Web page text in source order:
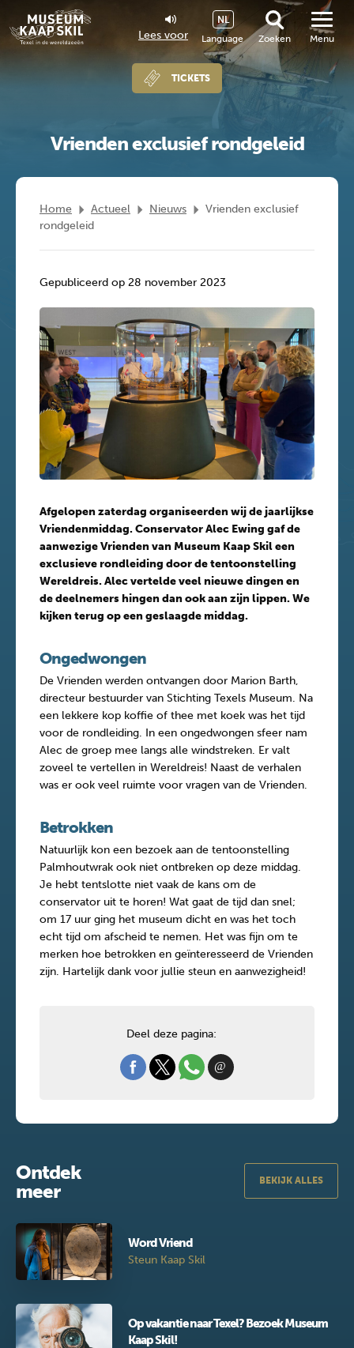
Lees voor Language
NL
Zoeken
TICKETS
Menu
Vrienden exclusief rondgeleid
Home Actueel Nieuws
Vrienden exclusief
rondgeleid
Gepubliceerd op 28 november 2023
Afgelopen zaterdag organiseerden wij de jaarlijkse
Vriendenmiddag. Conservator Alec Ewing gaf de
aanwezige Vrienden van Museum Kaap Skil een
exclusieve rondleiding door de tentoonstelling
Wereldreis. Alec vertelde veel nieuwe dingen en
de deelnemers hingen dan ook aan zijn lippen. We
kijken terug op een geslaagde middag.
Ongedwongen
De Vrienden werden ontvangen door Marion Barth,
directeur bestuurder van Stichting Texels Museum. Na
een lekkere kop koffie of thee met koek was het tijd
voor de rondleiding. In een ongedwongen sfeer nam
Alec de groep mee langs alle windstreken. Er valt
zoveel te vertellen in Wereldreis! Naast de verhalen
was er ook veel ruimte voor vragen van de Vrienden.
Betrokken
Natuurlijk kon een bezoek aan de tentoonstelling
Palmhoutwrak ook niet ontbreken op deze middag.
Je hebt tentslotte niet vaak de kans om de
conservator uit te horen! Wat gaat de tijd dan snel;
om 17 uur ging het museum dicht en was het toch
echt tijd om afscheid te nemen. Het was fijn om te
merken hoe betrokken en geïnteresseerd de Vrienden
zijn. Hartelijk dank voor jullie steun en aanwezigheid!
Deel deze pagina:
Ontdek
meer
BEKIJK ALLES
Word Vriend
Steun Kaap Skil
Op vakantie naar Texel? Bezoek Museum
Kaap Skil!